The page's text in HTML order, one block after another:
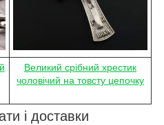
Великий срібний хрестик
чоловічий на товсту цепочку
і доставки